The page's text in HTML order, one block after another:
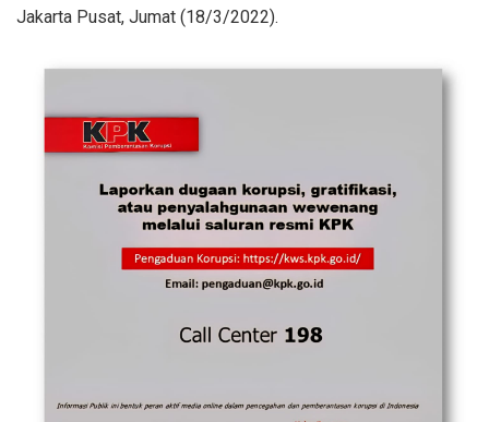
Jakarta Pusat, Jumat (18/3/2022).